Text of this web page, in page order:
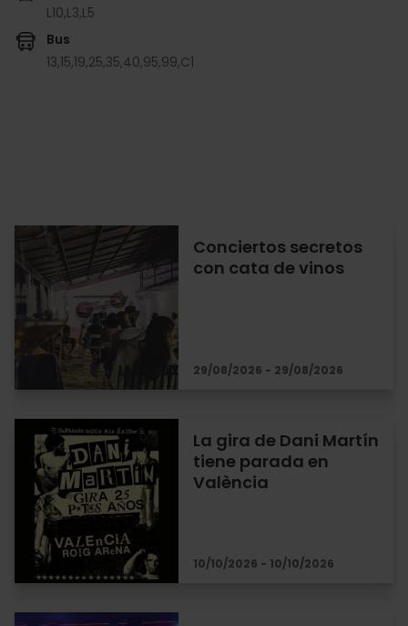
L10,L3,L5
Bus
13,15,19,25,35,40,95,99,C1
Conciertos secretos
con cata de vinos
29/08/2026 - 29/08/2026
La gira de Dani Martín
tiene parada en
València
10/10/2026 - 10/10/2026